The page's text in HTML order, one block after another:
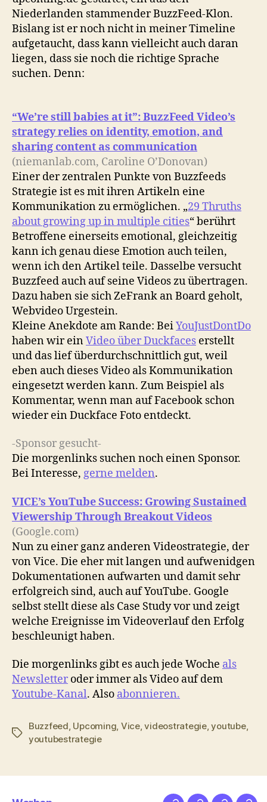
Niederlanden stammender BuzzFeed-Klon.
Bislang ist er noch nicht in meiner Timeline
aufgetaucht, dass kann vielleicht auch daran
liegen, dass sie noch die richtige Sprache
suchen. Denn:
“We’re still babies at it”: BuzzFeed Video’s
strategy relies on identity, emotion, and
sharing content as communication
(niemanlab.com, Caroline O’Donovan)
Einer der zentralen Punkte von Buzzfeeds
Strategie ist es mit ihren Artikeln eine
Kommunikation zu ermöglichen. „29 Thruths
about growing up in multiple cities“ berührt
Betroffene einerseits emotional, gleichzeitig
kann ich genau diese Emotion auch teilen,
wenn ich den Artikel teile. Dasselbe versucht
Buzzfeed auch auf seine Videos zu übertragen.
Dazu haben sie sich ZeFrank an Board geholt,
Webvideo Urgestein.
Kleine Anekdote am Rande: BeiYouJustDontDo
haben wir einVideo über Duckfaces erstellt
und das lief überdurchschnittlich gut, weil
eben auch dieses Video als Kommunikation
eingesetzt werden kann. Zum Beispiel als
Kommentar, wenn man auf Facebook schon
wieder ein Duckface Foto entdeckt.
-Sponsor gesucht-
Die morgenlinks suchen noch einen Sponsor.
Bei Interesse, gerne melden.
VICE’s YouTube Success: Growing Sustained
Viewership Through Breakout Videos
(Google.com)
Nun zu einer ganz anderen Videostrategie, der
von Vice. Die eher mit langen und aufwenidgen
Dokumentationen aufwarten und damit sehr
erfolgreich sind, auch auf YouTube. Google
selbst stellt diese als Case Study vor und zeigt
welche Ereignisse im Videoverlauf den Erfolg
beschleunigt haben.
Die morgenlinks gibt es auch jede Woche als
Newsletter oder immer als Video auf dem
Youtube-Kanal. Also abonnieren.
Schlagwörter
Buzzfeed, Upcoming, Vice,videostrategie,youtube,
youtubestrategie